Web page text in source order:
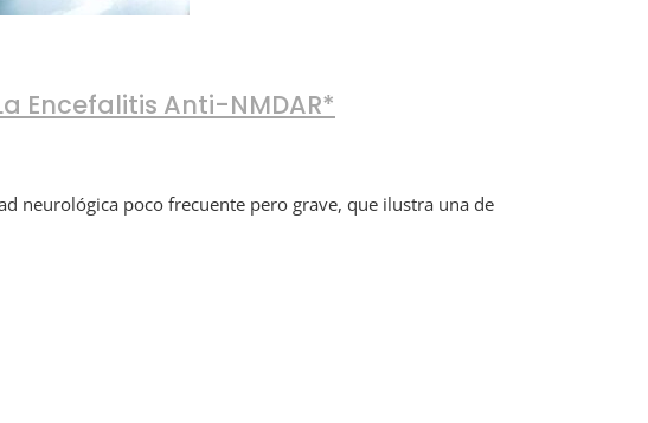
Encefalitis Anti-NMDAR*
neurológica poco frecuente pero grave, que ilustra una de